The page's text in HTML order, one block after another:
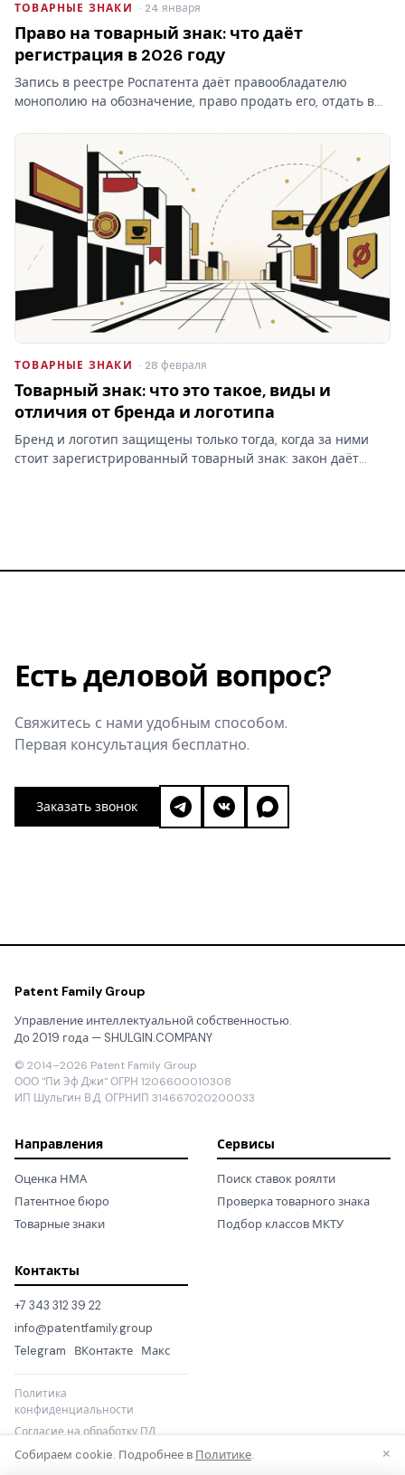
ТОВАРНЫЕ ЗНАКИ · 24 января
Право на товарный знак: что даёт
регистрация в 2026 году
Запись в реестре Роспатента даёт правообладателю
монополию на обозначение, право продать его, отдать в
что на практике даёт право на товарный знак, где
проходят…
ТОВАРНЫЕ ЗНАКИ · 28 февраля
Товарный знак: что это такое, виды и
отличия от бренда и логотипа
Бренд и логотип защищены только тогда, когда за ними
стоит зарегистрированный товарный знак: закон даёт
Есть деловой вопрос?
Свяжитесь с нами удобным способом.
Первая консультация бесплатно.
Заказать звонок
Patent Family Group
Управление интеллектуальной собственностью.
До 2019 года — SHULGIN.COMPANY
© 2014–2026 Patent Family Group
ООО "Пи Эф Джи" ОГРН 1206600010308
ИП Шульгин В.Д. ОГРНИП 314667020200033
Направления
Оценка НМА
Патентное бюро
Товарные знаки
Сервисы
Поиск ставок роялти
Проверка товарного знака
Подбор классов МКТУ
Контакты
+7 343 312 39 22
info@patentfamily.group
Telegram · ВКонтакте · Макс
Политика
конфиденциальности
Согласие на обработку ПД
×
Собираем cookie. Подробнее в Политике.